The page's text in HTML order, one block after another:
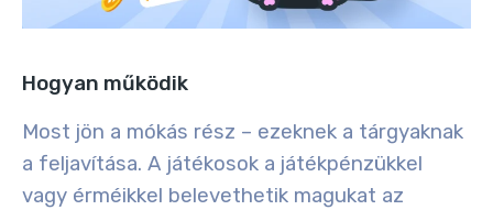
Hogyan működik
Most jön a mókás rész – ezeknek a tárgyaknak
a feljavítása. A játékosok a játékpénzükkel
vagy érméikkel belevethetik magukat az